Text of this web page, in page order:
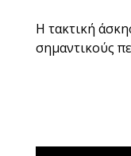
Η τακτική
σημαντικούς